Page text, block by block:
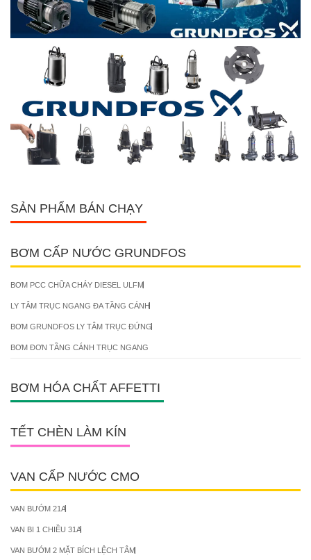
SẢN PHẨM BÁN CHẠY
BƠM CẤP NƯỚC GRUNDFOS
BƠM PCC CHỮA CHÁY DIESEL ULFM
LY TÂM TRỤC NGANG ĐA TẦNG CÁNH
BƠM GRUNDFOS LY TÂM TRỤC ĐỨNG
BƠM ĐƠN TẦNG CÁNH TRỤC NGANG
BƠM HÓA CHẤT AFFETTI
TẾT CHÈN LÀM KÍN
VAN CẤP NƯỚC CMO
VAN BƯỚM 21A
VAN BI 1 CHIỀU 31A
VAN BƯỚM 2 MẶT BÍCH LỆCH TÂM